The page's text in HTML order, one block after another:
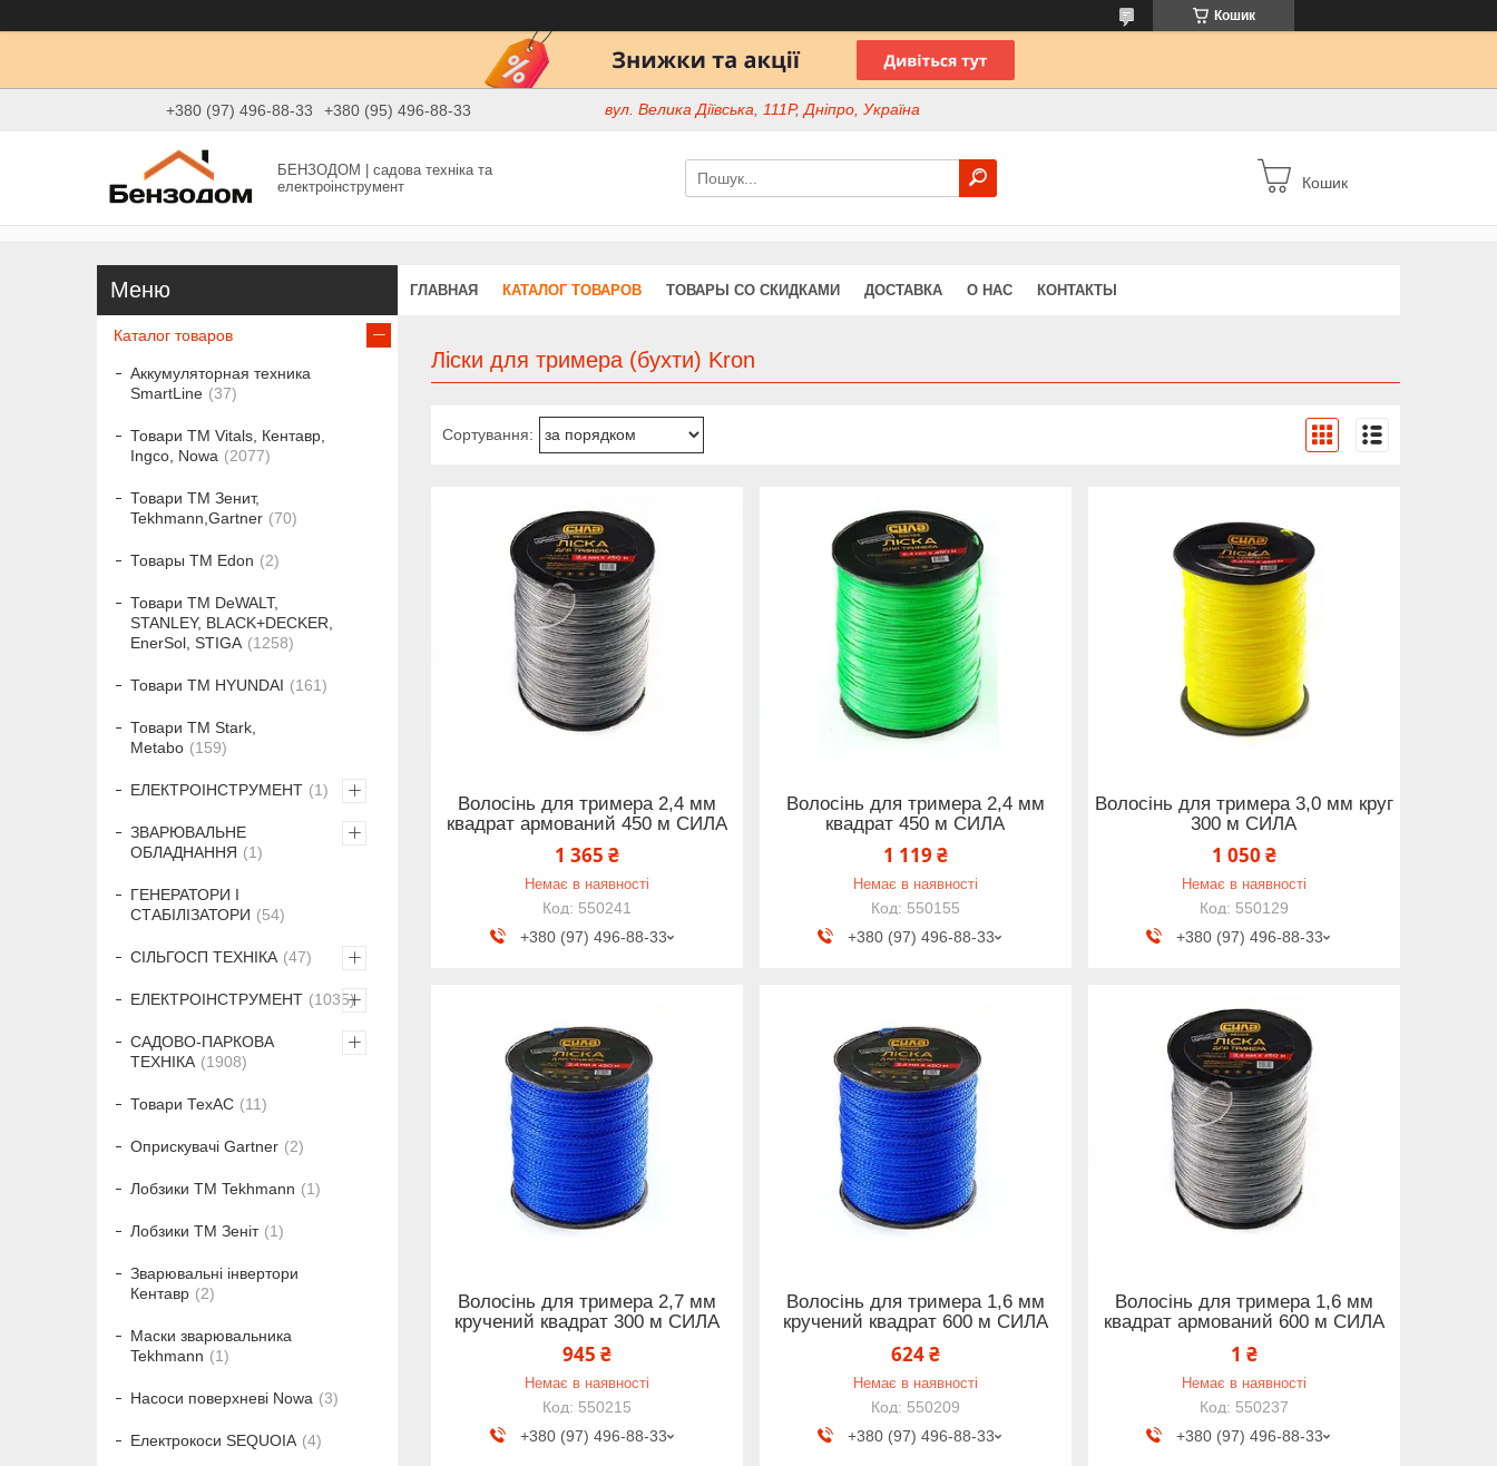
Кошик
+380 (97) 496-88-33 +380 (95) 496-88-33 вул. Велика Діївська, 111Р, Дніпро, Україна
БЕНЗОДОМ | садова техніка та
електроінструмент
Кошик
ГЛАВНАЯ КАТАЛОГ ТОВАРОВ ТОВАРЫ СО СКИДКАМИ ДОСТАВКА О НАС КОНТАКТЫ
Ліски для тримера (бухти) Kron
Волосінь для тримера 2,4 мм
квадрат армований 450 м СИЛА
1 365 ₴
Немає в наявності
550241
+380 (97) 496-88-33
Волосінь для тримера 2,4 мм
квадрат 450 м СИЛА
1 119 ₴
Немає в наявності
550155
+380 (97) 496-88-33
Волосінь для тримера 3,0 мм круг
300 м СИЛА
1 050 ₴
Немає в наявності
550129
+380 (97) 496-88-33
Волосінь для тримера 2,7 мм
кручений квадрат 300 м СИЛА
945 ₴
Немає в наявності
550215
+380 (97) 496-88-33
Волосінь для тримера 1,6 мм
кручений квадрат 600 м СИЛА
624 ₴
Немає в наявності
550209
+380 (97) 496-88-33
Волосінь для тримера 1,6 мм
квадрат армований 600 м СИЛА
1 ₴
Немає в наявності
550237
+380 (97) 496-88-33
Каталог товаров
Аккумуляторная техника
SmartLine
37
Товари ТМ Vitals, Кентавр,
Ingco, Nowa
2077
Товари ТМ Зенит,
Tekhmann,Gartner
70
Товары ТМ Edon 2
Товари ТМ DeWALT,
STANLEY, BLACK+DECKER,
EnerSol, STIGA
1258
Товари ТМ HYUNDAI 161
Товари ТМ Stark,
Metabo
159
ЕЛЕКТРОІНСТРУМЕНТ 1
ЗВАРЮВАЛЬНЕ
ОБЛАДНАННЯ
1
ГЕНЕРАТОРИ І
СТАБІЛІЗАТОРИ
54
СІЛЬГОСП ТЕХНІКА 47
ЕЛЕКТРОІНСТРУМЕНТ 1035
САДОВО-ПАРКОВА
ТЕХНІКА
1908
Товари ТехАС 11
Оприскувачі Gartner 2
Лобзики ТМ Tekhmann 1
Лобзики ТМ Зеніт 1
Зварювальні інвертори
Кентавр
2
Маски зварювальника
Tekhmann
1
Насоси поверхневі Nowa 3
Електрокоси SEQUOIA 4